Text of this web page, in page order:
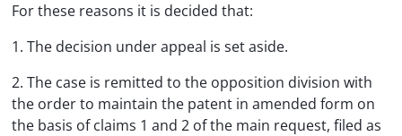
For these reasons it is decided that:
1. The decision under appeal is set aside.
2. The case is remitted to the opposition division with
the order to maintain the patent in amended form on
the basis of claims 1 and 2 of the main request, filed as